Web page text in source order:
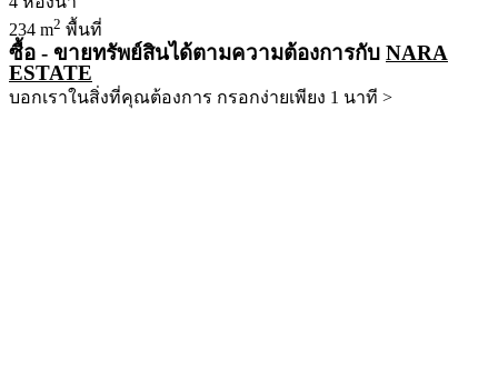
234 m2 พื้นที่
ซื้อ - ขายทรัพย์สินได้ตามความต้องการกับ NARA
ESTATE
บอกเราในสิ่งที่คุณต้องการ กรอกง่ายเพียง 1 นาที >